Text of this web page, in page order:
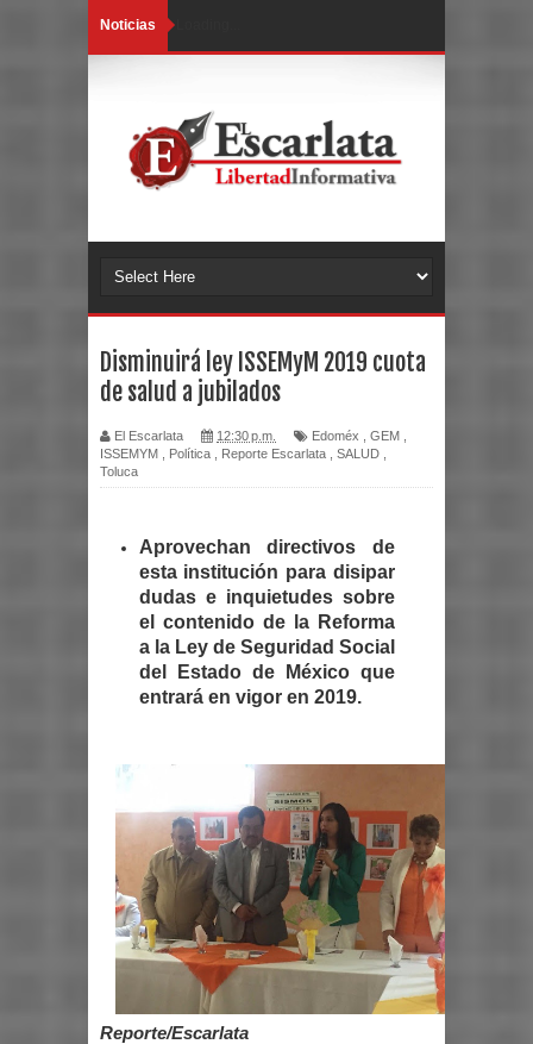
Noticias
Disminuirá ley ISSEMyM 2019 cuota
de salud a jubilados
El Escarlata 12:30 p.m. Edoméx GEM
ISSEMYM
Política Reporte Escarlata SALUD
Toluca
Aprovechan directivos de
esta institución para disipar
dudas e inquietudes sobre
el contenido de la Reforma
a la Ley de Seguridad Social
del Estado de México que
entrará en vigor en 2019.
Reporte/Escarlata